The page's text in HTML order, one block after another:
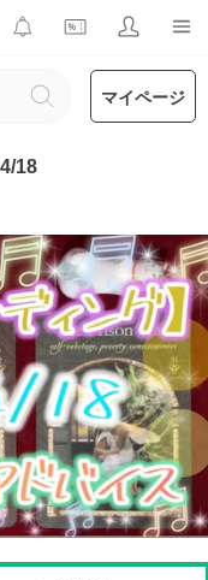
マイページ
18